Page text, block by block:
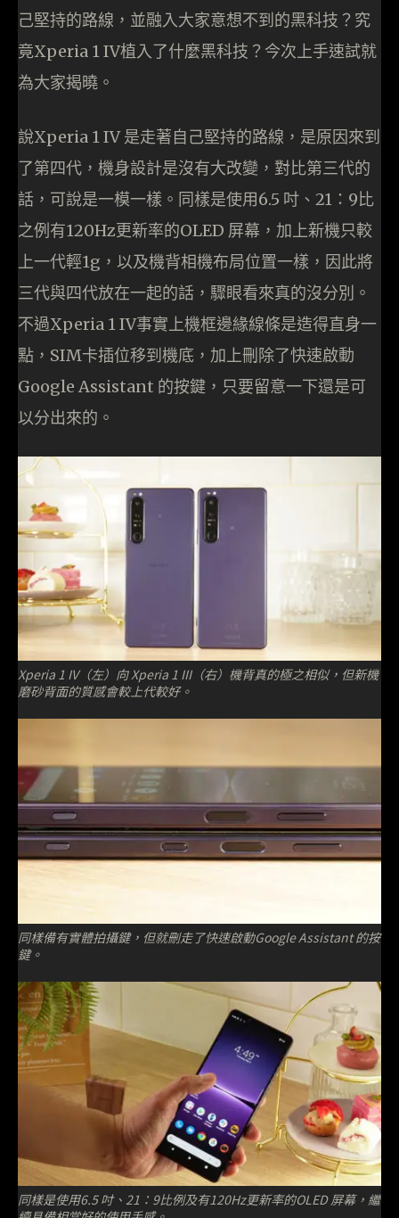
己堅持的路線，並融入大家意想不到的黑科技？究
竟Xperia 1 IV植入了什麼黑科技？今次上手速試就
為大家揭曉。
說Xperia 1 IV 是走著自己堅持的路線，是原因來到
了第四代，機身設計是沒有大改變，對比第三代的
話，可說是一模一樣。同樣是使用6.5 吋、21：9比
之例有120Hz更新率的OLED 屏幕，加上新機只較
上一代輕1g，以及機背相機布局位置一樣，因此將
三代與四代放在一起的話，驟眼看來真的沒分別。
不過Xperia 1 IV事實上機框邊緣線條是造得直身一
點，SIM卡插位移到機底，加上刪除了快速啟動
Google Assistant 的按鍵，只要留意一下還是可
以分出來的。
Xperia 1 IV（左）向 Xperia 1 III（右）機背真的極之相似，但新機
磨砂背面的質感會較上代較好。
同樣備有實體拍攝鍵，但就刪走了快速啟動Google Assistant 的按
鍵。
同樣是使用6.5 吋、21：9比例及有120Hz更新率的OLED 屏幕，繼